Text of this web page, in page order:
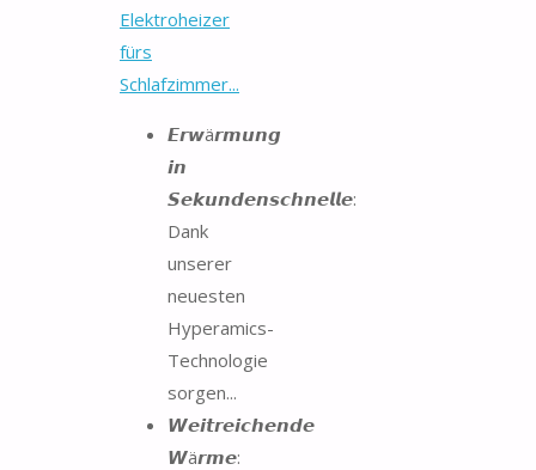
Elektroheizer
fürs
Schlafzimmer...
𝙀𝙧𝙬ä𝙧𝙢𝙪𝙣𝙜
𝙞𝙣
𝙎𝙚𝙠𝙪𝙣𝙙𝙚𝙣𝙨𝙘𝙝𝙣𝙚𝙡𝙡𝙚:
Dank
unserer
neuesten
Hyperamics-
Technologie
sorgen...
𝙒𝙚𝙞𝙩𝙧𝙚𝙞𝙘𝙝𝙚𝙣𝙙𝙚
𝙒ä𝙧𝙢𝙚: